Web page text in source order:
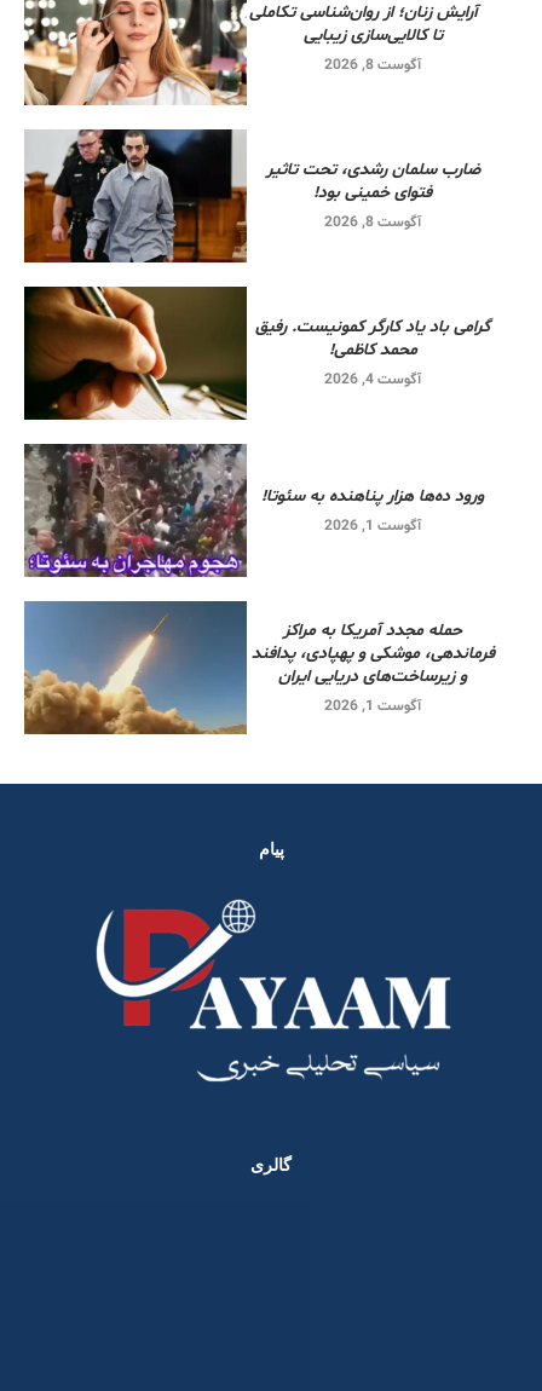
آرایش زنان؛ از روان‌شناسی تکاملی
تا کالایی‌سازی زیبایی
آگوست 8, 2026
ضارب سلمان رشدی، تحت تاثیر
فتوای خمینی بود!
آگوست 8, 2026
گرامی باد یاد کارگر کمونیست. رفیق
محمد کاظمی!
آگوست 4, 2026
ورود ده‌ها هزار پناهنده به سئوتا!
آگوست 1, 2026
حمله مجدد آمریکا به مراکز
فرماندهی، موشکی و پهپادی، پدافند
و زیرساخت‌های دریایی ایران
آگوست 1, 2026
پیام
گالری